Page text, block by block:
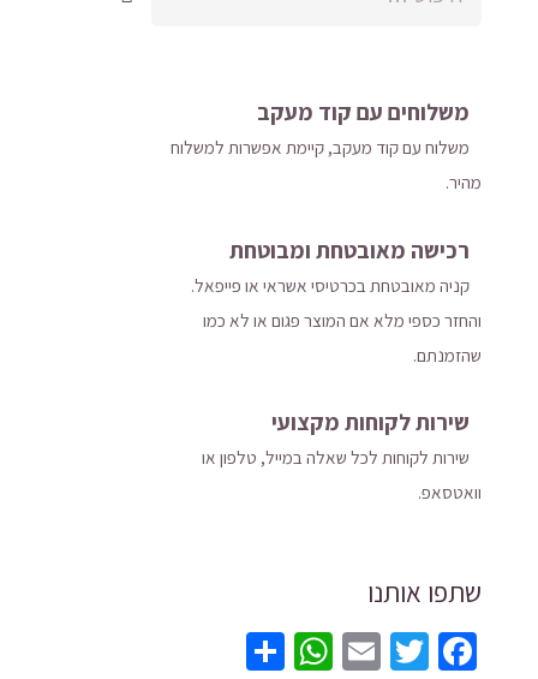
משלוחים עם קוד מעקב
משלוח​ עם קוד מעקב​​, קיימת אפשרות למשלוח
מהיר​.
רכישה​ ​מאובטחת ומבוטחת
קניה מאובטחת בכרטיסי אשראי או פייפאל.
והחזר כספי מלא אם המוצר פגום או לא כמו
שהזמנתם.
שירות לקוחות מקצועי
שירות לקוחות לכל שאלה במייל, טלפון או
וואטסאפ.
שתפו אותנו
Facebook
Twitter
Email
WhatsApp